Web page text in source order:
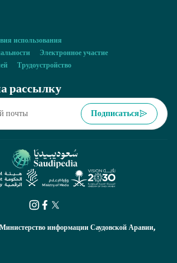
использования
Электронное участие
Трудоустройство
рассылку
Подписаться
информации Саудовской Аравии,